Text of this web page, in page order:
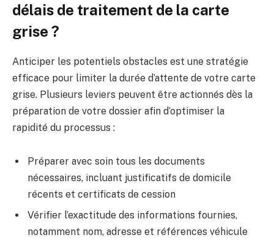
délais de traitement de la carte
grise ?
Anticiper les potentiels obstacles est une stratégie
efficace pour limiter la durée d’attente de votre carte
grise. Plusieurs leviers peuvent être actionnés dès la
préparation de votre dossier afin d’optimiser la
rapidité du processus :
Préparer avec soin tous les documents
nécessaires, incluant justificatifs de domicile
récents et certificats de cession
Vérifier l’exactitude des informations fournies,
notamment nom, adresse et références véhicule